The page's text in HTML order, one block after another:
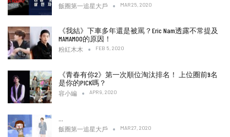
飯圈第一追星大戶 MAR 25, 2020
《我結》下車多年還是被罵？Eric Nam透露不常提及
MAMAMOO的原因！
粉紅木木 FEB 5, 2020
《青春有你2》第一次順位淘汰排名！ 上位圈前9名
是你的PICK嗎？
容小編 APR 9, 2020
飯圈第一追星大戶 MAR 27, 2020